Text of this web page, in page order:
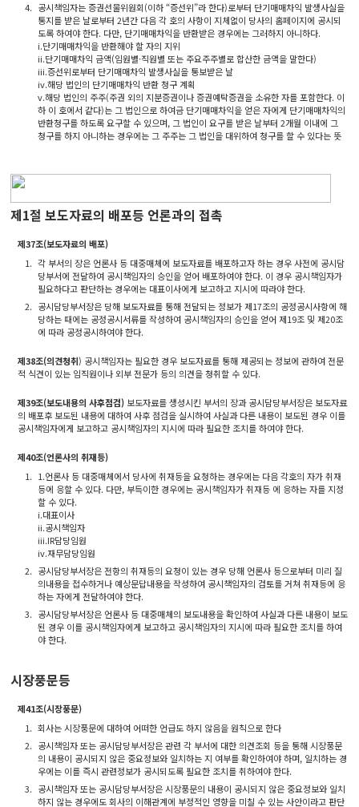
4. 공시책임자는 증권선물위원회(이하 “증선위”라 한다)로부터 단기매매차익 발생사실을
통지를 받은 날로부터 2년간 다음 각 호의 사항이 지체없이 당사의 홈페이지에 공시되
도록 하여야 한다. 다만, 단기매매차익을 반환받은 경우에는 그러하지 아니하다.
i.단기매매차익을 반환해야 할 자의 지위
ii.단기매매차익 금액(임원별·직원별 또는 주요주주별로 합산한 금액을 말한다)
iii.증선위로부터 단기매매차익 발생사실을 통보받은 날
iv.해당 법인의 단기매매차익 반환 청구 계획
v.해당 법인의 주주(주권 외의 지분증권이나 증권예탁증권을 소유한 자를 포함한다. 이
하 이 호에서 같다)는 그 법인으로 하여금 단기매매차익을 얻은 자에게 단기매매차익의
반환청구를 하도록 요구할 수 있으며, 그 법인이 요구를 받은 날부터 2개월 이내에 그
청구를 하지 아니하는 경우에는 그 주주는 그 법인을 대위하여 청구를 할 수 있다는 뜻
제1절 보도자료의 배포등 언론과의 접촉
제37조(보도자료의 배포)
1. 각 부서의 장은 언론사 등 대중매체에 보도자료를 배포하고자 하는 경우 사전에 공시담
당부서에 전달하여 공시책임자의 승인을 얻어 배포하여야 한다. 이 경우 공시책임자가
필요하다고 판단하는 경우에는 대표이사에게 보고하고 지시에 따라야 한다.
2. 공시담당부서장은 당해 보도자료를 통해 전달되는 정보가 제17조의 공정공시사항에 해
당하는 때에는 공정공시서류를 작성하여 공시책임자의 승인을 얻어 제19조 및 제20조
에 따라 공정공시하여야 한다.
제38조(의견청취) 공시책임자는 필요한 경우 보도자료를 통해 제공되는 정보에 관하여 전문
적 식견이 있는 임직원이나 외부 전문가 등의 의견을 청취할 수 있다.
제39조(보도내용의 사후점검) 보도자료를 생성시킨 부서의 장과 공시담당부서장은 보도자료
의 배포후 보도된 내용에 대하여 사후 점검을 실시하여 사실과 다른 내용이 보도된 경우 이를
공시책임자에게 보고하고 공시책임자의 지시에 따라 필요한 조치를 하여야 한다.
제40조(언론사의 취재등)
1. 1.언론사 등 대중매체에서 당사에 취재등을 요청하는 경우에는 다음 각호의 자가 취재
등에 응할 수 있다. 다만, 부득이한 경우에는 공시책임자가 취재등 에 응하는 자를 지정
할 수 있다.
i.대표이사
ii.공시책임자
iii.IR담당임원
iv.재무담당임원
2. 공시담당부서장은 전항의 취재등의 요청이 있는 경우 당해 언론사 등으로부터 미리 질
의내용을 접수하거나 예상문답내용을 작성하여 공시책임자의 검토를 거쳐 취재등에 응
하는 자에게 전달하여야 한다.
3. 공시담당부서장은 언론사 등 대중매체의 보도내용을 확인하여 사실과 다른 내용이 보도
된 경우 이를 공시책임자에게 보고하고 공시책임자의 지시에 따라 필요한 조치를 하여
야 한다.
시장풍문등
제41조(시장풍문)
1. 회사는 시장풍문에 대하여 어떠한 언급도 하지 않음을 원칙으로 한다
2. 공시책임자 또는 공시담당부서장은 관련 각 부서에 대한 의견조회 등을 통해 시장풍문
의 내용이 공시되지 않은 중요정보와 일치하는 지 여부를 확인하여야 하며, 일치하는 경
우에는 이를 즉시 관련정보가 공시되도록 필요한 조치를 취하여야 한다.
3. 공시책임자 또는 공시담당부서장은 시장풍문의 내용이 공시되지 않은 중요정보와 일치
하지 않는 경우에도 회사의 이해관계에 부정적인 영향을 미칠 수 있는 사안이라고 판단